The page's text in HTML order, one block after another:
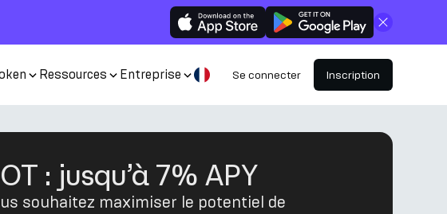
Fermer
Ressources Entreprise Se connecter Inscription
: jusqu’à 7% APY
souhaitez maximiser le potentiel de